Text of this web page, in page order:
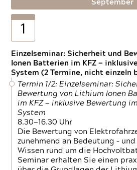
September
1
Einzelseminar: Sicherheit und
Ionen Batterien im KFZ —
System (2 Termine, nicht einzeln
Termin 1/2: Einzelseminar:
Bewertung von Lithium Ionen
im KFZ — inklusive Bewertung im
System
8.30—16.30 Uhr
Die Bewertung von
zunehmend an Bedeutung –
Wissen rund um die
Seminar erhalten Sie einen